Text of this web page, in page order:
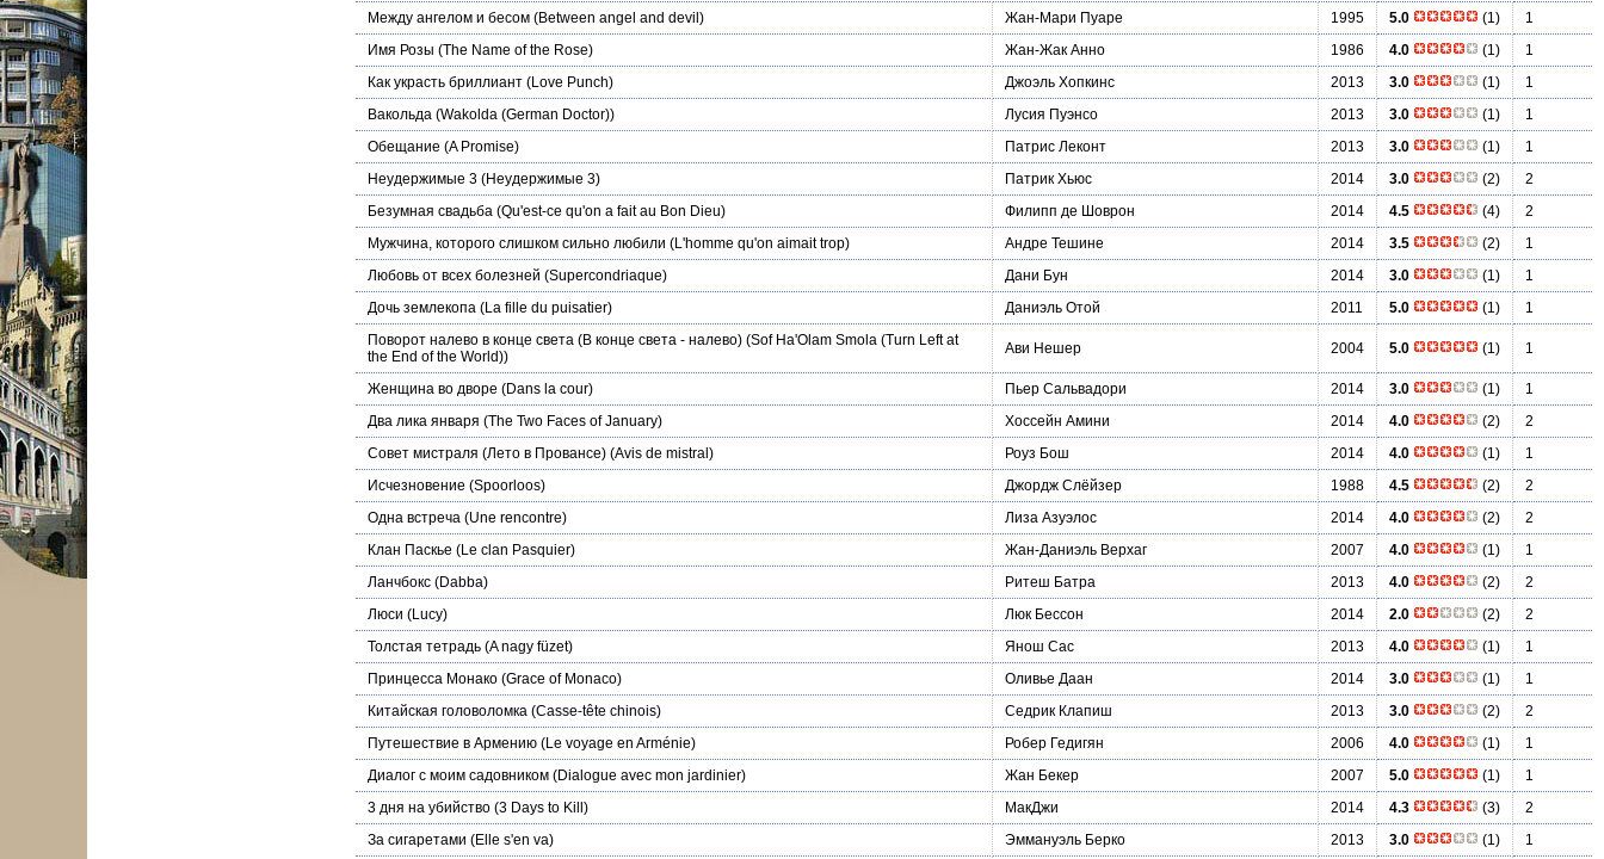
Между ангелом и бесом (Between angel and devil) Жан-Мари Пуаре 1995 5.0 (1)
1
Имя Розы (The Name of the Rose) Жан-Жак Анно 1986 4.0 (1)
1
Как украсть бриллиант (Love Punch) Джоэль Хопкинс 2013 3.0 (1)
1
Вакольда (Wakolda (German Doctor)) Лусия Пуэнсо 2013 3.0 (1)
1
Обещание (A Promise) Патрис Леконт 2013 3.0 (1)
1
Неудержимые 3 (Неудержимые 3) Патрик Хьюс 2014 3.0 (2)
2
Безумная свадьба (Qu'est-ce qu'on a fait au Bon Dieu) Филипп де Шоврон 2014 4.5 (4)
2
Мужчина, которого слишком сильно любили (L'homme qu'on aimait trop) Андре Тешине 2014 3.5 (2)
1
Любовь от всех болезней (Supercondriaque) Дани Бун 2014 3.0 (1)
1
Дочь землекопа (La fille du puisatier) Даниэль Отой 2011 5.0 (1)
1
Поворот налево в конце света (В конце света - налево) (Sof Ha'Olam Smola (Turn Left at
the End of the World))
Ави Нешер 2004 5.0 (1) 1
Женщина во дворе (Dans la cour) Пьер Сальвадори 2014 3.0 (1)
1
Два лика января (The Two Faces of January) Хоссейн Амини 2014 4.0 (2)
2
Совет мистраля (Лето в Провансе) (Avis de mistral) Роуз Бош 2014 4.0 (1)
1
Исчезновение (Spoorloos) Джордж Слёйзер 1988 4.5 (2)
2
Одна встреча (Une rencontre) Лиза Азуэлос 2014 4.0 (2)
2
Клан Паскье (Le clan Pasquier) Жан-Даниэль Верхаг 2007 4.0 (1)
1
Ланчбокс (Dabba) Ритеш Батра 2013 4.0 (2)
2
Люси (Lucy) Люк Бессон 2014 2.0 (2)
2
Толстая тетрадь (A nagy füzet) Янош Сас 2013 4.0 (1)
1
Принцесса Монако (Grace of Monaco) Оливье Даан 2014 3.0 (1)
1
Китайская головоломка (Casse-tête chinois) Седрик Клапиш 2013 3.0 (2)
2
Путешествие в Армению (Le voyage en Arménie) Робер Гедигян 2006 4.0 (1)
1
Диалог с моим садовником (Dialogue avec mon jardinier) Жан Бекер 2007 5.0 (1)
1
3 дня на убийство (3 Days to Kill) МакДжи 2014 4.3 (3)
2
За сигаретами (Elle s'en va) Эммануэль Берко 2013 3.0 (1)
1